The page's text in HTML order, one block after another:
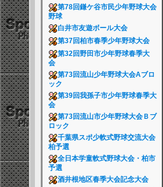
第78回鎌ケ谷市民少年野球大会
野球
白井市友遊ボール大会
第37回柏市春季少年野球大会
第32回野田市少年野球春季大
会
第73回流山少年野球大会Aブロ
ック
第39回我孫子市少年野球春季大
会
第73回流山市少年野球大会Ｂブ
ロック
千葉県スポ少軟式野球交流大会
柏予選
全日本学童軟式野球大会・柏市
予選
酒井根地区春季大会記念大会